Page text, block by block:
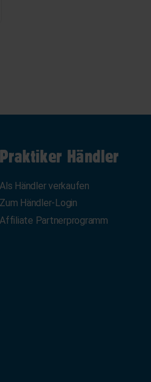
Praktiker Händler
Als Händler verkaufen
Zum Händler-Login
Affiliate Partnerprogramm